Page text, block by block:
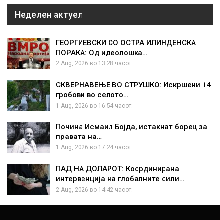
Неделен актуел
ГЕОРГИЕВСКИ СО ОСТРА ИЛИНДЕНСКА
ПОРАКА: Од идеолошка…
2 Aug, 2026 во 13:28 часот.
СКВЕРНАВЕЊЕ ВО СТРУШКО: Искршени 14
гробови во селото…
1 Aug, 2026 во 16:54 часот.
Почина Исмаил Бојда, истакнат борец за
правата на…
1 Aug, 2026 во 17:24 часот.
ПАД НА ДОЛАРОТ: Координирана
интервенција на глобалните сили…
2 Aug, 2026 во 14:42 часот.